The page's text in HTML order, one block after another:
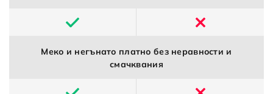
Меко и негънато платно без неравности и
смачквания